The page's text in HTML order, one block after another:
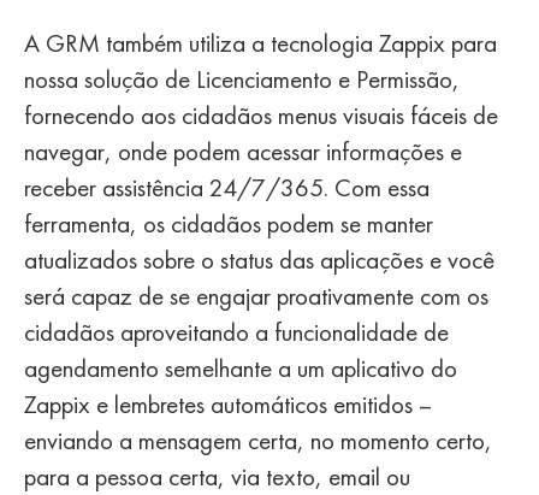
A GRM também utiliza a tecnologia Zappix para
nossa solução de Licenciamento e Permissão,
fornecendo aos cidadãos menus visuais fáceis de
navegar, onde podem acessar informações e
receber assistência 24/7/365. Com essa
ferramenta, os cidadãos podem se manter
atualizados sobre o status das aplicações e você
será capaz de se engajar proativamente com os
cidadãos aproveitando a funcionalidade de
agendamento semelhante a um aplicativo do
Zappix e lembretes automáticos emitidos –
enviando a mensagem certa, no momento certo,
para a pessoa certa, via texto, email ou